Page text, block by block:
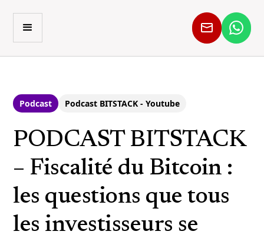
Podcast Podcast BITSTACK - Youtube
PODCAST BITSTACK
– Fiscalité du Bitcoin :
les questions que tous
les investisseurs se